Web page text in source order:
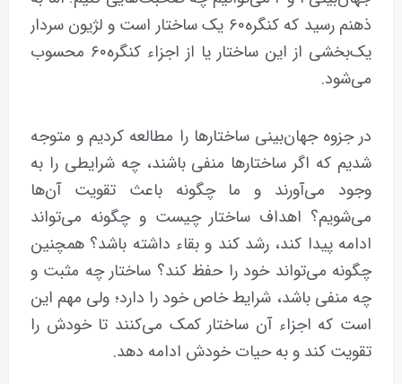
ذهنم رسید که کنگره۶۰ یک ساختار است و لژیون سردار
یک‌بخشی از این ساختار یا از اجزاء کنگره۶۰ محسوب
می‌شود.
در جزوه جهان‌بینی ساختارها را مطالعه کردیم و متوجه
شدیم که اگر ساختارها منفی باشند، چه شرایطی را به
وجود می‌آورند و ما چگونه باعث تقویت آن‌ها
می‌شویم؟ اهداف ساختار چیست و چگونه می‌تواند
ادامه پیدا کند، رشد کند و بقاء داشته باشد؟ همچنین
چگونه می‌تواند خود را حفظ کند؟ ساختار چه مثبت و
چه منفی باشد، شرایط خاص خود را دارد؛ ولی مهم این
است که اجزاء آن ساختار کمک می‌کنند تا خودش را
تقویت کند و به حیات خودش ادامه دهد.